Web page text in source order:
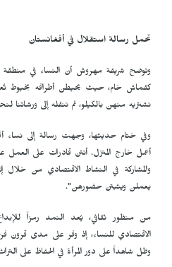
تحمل رسالة استقلال في أفغانستان
وتوضح شريفة مهروش أن النساء في منطقة
كقماش خام، حيث يحيطن أطرافه بخيوط
نشتريه منهن بالكيلو، ثم ننقله إلى ورشاتنا
وفي ختام حديثها، وجهت رسالة إلى
أعمل خارج المنزل. أنتن قادرات على العمل
والمشاركة في النشاط الاقتصادي من خلال
يعملن ويثبتن حضورهن".
من منظور ثقافي، يُعد النمد رمزاً
الاقتصادي للنساء، إذ وفر على مدى قرون
وظل شاهداً على دور المرأة في الحفاظ على